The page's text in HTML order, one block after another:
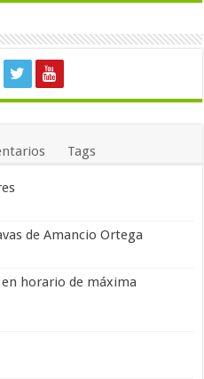
Tags
de Amancio Ortega
en horario de máxima